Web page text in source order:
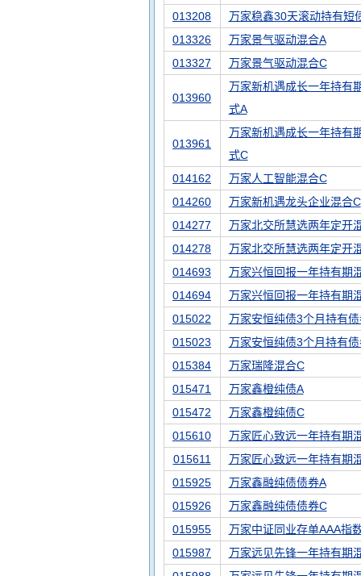
013208
万家稳鑫30天滚动持有短
013326
万家景气驱动混合A
013327
万家景气驱动混合C
013960
万家新机遇成长一年持有
式A
013961
万家新机遇成长一年持有
式C
014162
万家人工智能混合C
014260
万家新机遇龙头企业混合C
014277
万家北交所慧选两年定开
014278
万家北交所慧选两年定开
014693
万家兴恒回报一年持有期
014694
万家兴恒回报一年持有期
015022
万家安恒纯债3个月持有
015023
万家安恒纯债3个月持有
015384
万家瑞隆混合C
015471
万家鑫橙纯债A
015472
万家鑫橙纯债C
015610
万家匠心致远一年持有期
015611
万家匠心致远一年持有期
015925
万家鑫融纯债债券A
015926
万家鑫融纯债债券C
015955
万家中证同业存单AAA指
015987
万家远见先锋一年持有期